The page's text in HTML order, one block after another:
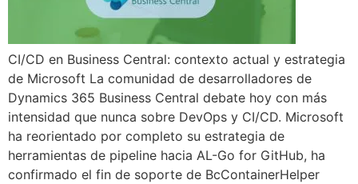
CI/CD en Business Central: contexto actual y estrategia
de Microsoft La comunidad de desarrolladores de
Dynamics 365 Business Central debate hoy con más
intensidad que nunca sobre DevOps y CI/CD. Microsoft
ha reorientado por completo su estrategia de
herramientas de pipeline hacia AL-Go for GitHub, ha
confirmado el fin de soporte de BcContainerHelper